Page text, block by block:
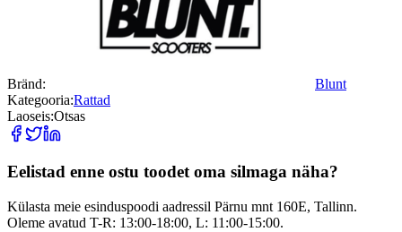
Bränd:
Blunt
Kategooria:Rattad
Laoseis:Otsas
Eelistad enne ostu toodet oma silmaga näha?
Külasta meie esinduspoodi aadressil Pärnu mnt 160E, Tallinn.
Oleme avatud T-R: 13:00-18:00, L: 11:00-15:00.